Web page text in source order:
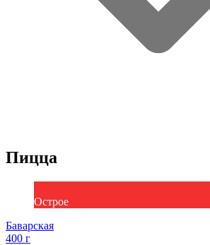
Пицца
Острое
Баварская
400 г